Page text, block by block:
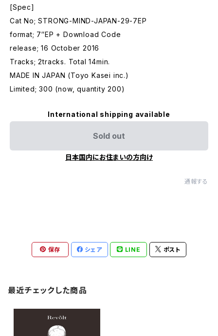
[Spec]
Cat No; STRONG-MIND-JAPAN-29-7EP
format; 7″EP + Download Code
release; 16 October 2016
Tracks; 2tracks. Total 14min.
MADE IN JAPAN (Toyo Kasei inc.)
Limited; 300 (now, quantity 200)
International shipping available
Sold out
日本国内にお住まいの方向け
通報する
保存 シェア LINE ポスト
最近チェックした商品